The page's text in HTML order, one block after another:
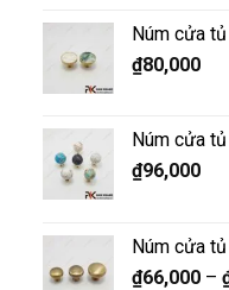
Núm cửa
₫80,000
Núm cửa
₫96,000
Núm cửa
₫66,000–